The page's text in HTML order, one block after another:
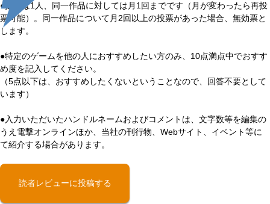
●投票は1人、同一作品に対しては月1回までです（月が変わったら再投
票可能）。同一作品について月2回以上の投票があった場合、無効票と
します。
●特定のゲームを他の人におすすめしたい方のみ、10点満点中でおすす
め度を記入してください。
（5点以下は、おすすめしたくないということなので、回答不要として
います）
●入力いただいたハンドルネームおよびコメントは、文字数等を編集の
うえ電撃オンラインほか、当社の刊行物、Webサイト、イベント等に
て紹介する場合があります。
読者レビューに投稿する